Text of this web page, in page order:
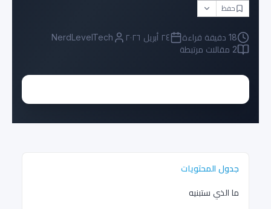
حفظ
18 دقيقة قراءة ٢٤ أبريل ٢٠٢٦
NerdLevelTech
2 مقالات مرتبطة
جدول المحتويات
ما الذي ستبنيه